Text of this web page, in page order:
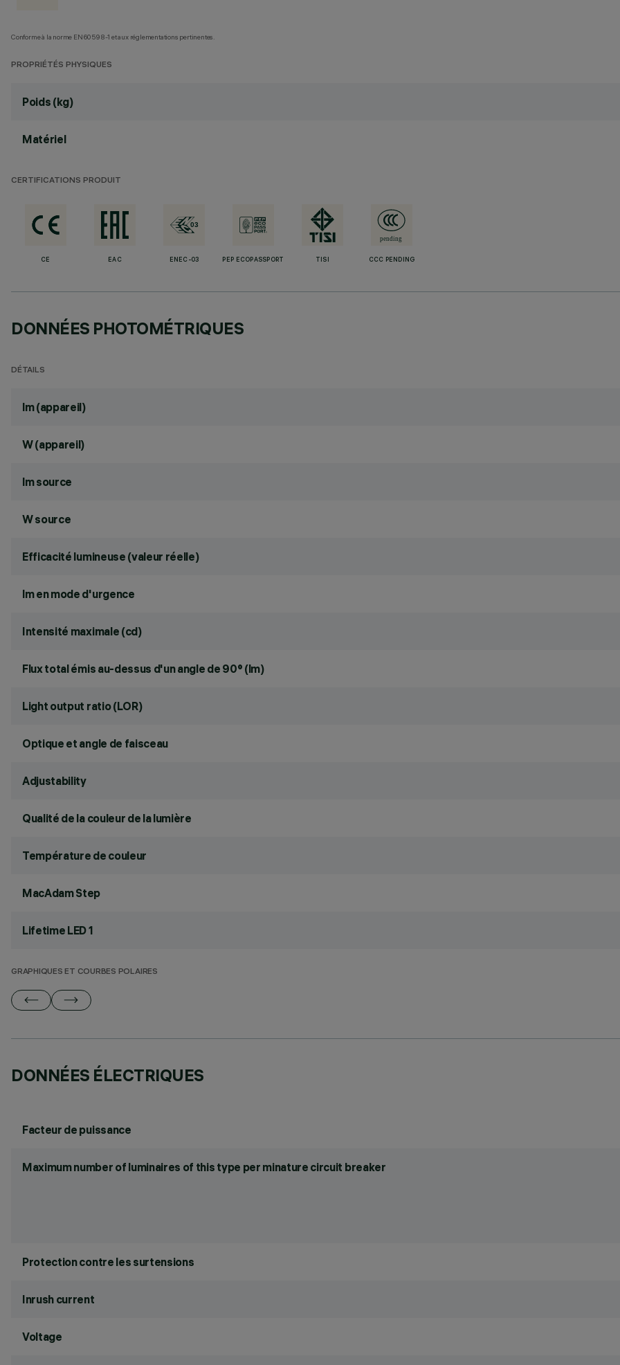
Conforme à la norme EN60598-1 et aux réglementations pertinentes.
PROPRIÉTÉS PHYSIQUES
Poids (kg)
Matériel
CERTIFICATIONS PRODUIT
CE EAC ENEC-03 PEP ECOPASSPORT TISI CCC PENDING
DONNÉES PHOTOMÉTRIQUES
DÉTAILS
lm (appareil)
W (appareil)
lm source
W source
Efficacité lumineuse (valeur réelle)
lm en mode d'urgence
Intensité maximale (cd)
Flux total émis au-dessus d'un angle de 90° (lm)
Light output ratio (LOR)
Optique et angle de faisceau
Adjustability
Qualité de la couleur de la lumière
Température de couleur
MacAdam Step
Lifetime LED 1
GRAPHIQUES ET COURBES POLAIRES
DONNÉES ÉLECTRIQUES
Facteur de puissance
Maximum number of luminaires of this type per minature circuit breaker
Protection contre les surtensions
Inrush current
Voltage